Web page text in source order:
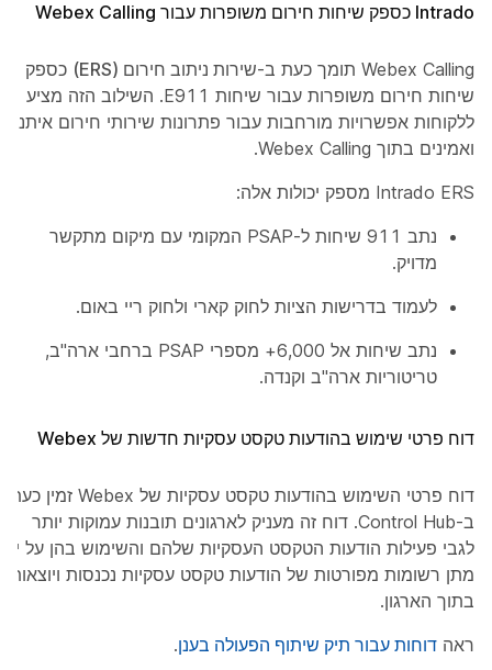
Intrado כספק שיחות חירום משופרות עבור Webex Calling
Webex Calling תומך כעת ב- שירות ניתוב חירום (ERS)
כספק
שיחות חירום משופרות עבור שיחות E911. השילוב הזה מציע
ללקוחות אפשרויות מורחבות עבור פתרונות שירותי חירום איתנים
ואמינים בתוך Webex Calling.
Intrado ERS מספק יכולות אלה:
נתב 911 שיחות ל-PSAP המקומי עם מיקום מתקשר
מדויק.
לעמוד בדרישות הציות לחוק קארי ולחוק ריי באום.
נתב שיחות אל 6,000+ מספרי PSAP ברחבי ארה"ב,
טריטוריות ארה"ב וקנדה.
דוח פרטי שימוש בהודעות טקסט עסקיות חדשות של Webex
דוח פרטי השימוש בהודעות טקסט עסקיות של Webex זמין כעת
ב-Control Hub. דוח זה מעניק לארגונים תובנות עמוקות יותר
לגבי פעילות הודעות הטקסט העסקיות שלהם והשימוש בהן על ידי
מתן רשומות מפורטות של הודעות טקסט עסקיות נכנסות ויוצאות
בתוך הארגון.
ראה דוחות עבור תיק שיתוף הפעולה בענן.